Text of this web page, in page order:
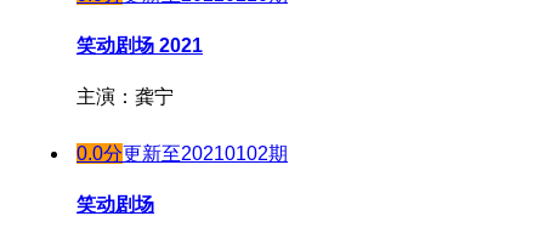
20231120
20231121
20231123
20231125
180312期
180314期
180315期
180317期
180301期
180304期
180306期
笑动剧场 2021
主演：龚宁
0.0分更新至20210102期
笑动剧场